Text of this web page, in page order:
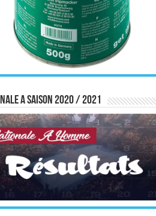
A saison 2020 / 2021